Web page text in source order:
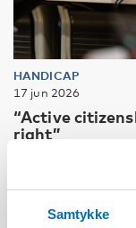
Samtykke
HANDICAP
17 jun 2026
“Active
right”